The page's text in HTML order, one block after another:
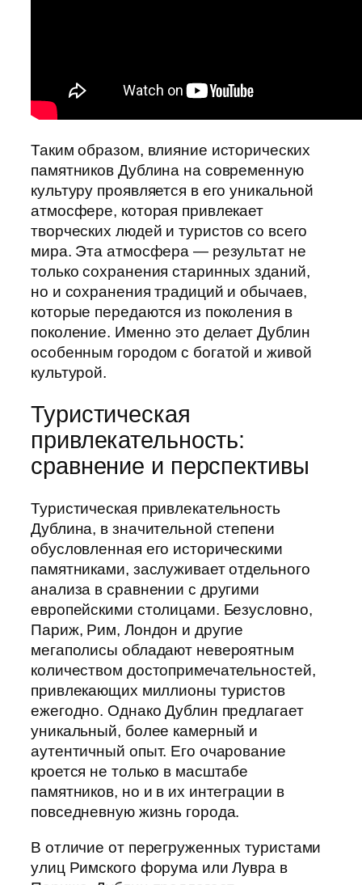
Таким образом, влияние исторических
памятников Дублина на современную
культуру проявляется в его уникальной
атмосфере, которая привлекает
творческих людей и туристов со всего
мира. Эта атмосфера — результат не
только сохранения старинных зданий,
но и сохранения традиций и обычаев,
которые передаются из поколения в
поколение. Именно это делает Дублин
особенным городом с богатой и живой
культурой.
Туристическая
привлекательность:
сравнение и перспективы
Туристическая привлекательность
Дублина, в значительной степени
обусловленная его историческими
памятниками, заслуживает отдельного
анализа в сравнении с другими
европейскими столицами. Безусловно,
Париж, Рим, Лондон и другие
мегаполисы обладают невероятным
количеством достопримечательностей,
привлекающих миллионы туристов
ежегодно. Однако Дублин предлагает
уникальный, более камерный и
аутентичный опыт. Его очарование
кроется не только в масштабе
памятников, но и в их интеграции в
повседневную жизнь города.
В отличие от перегруженных туристами
улиц Римского форума или Лувра в